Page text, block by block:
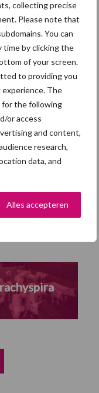
collecting precise
Please note that
You can
time by clicking the
of your screen.
to providing you
The
for the following
or access
and content,
research,
data, and
Alles accepteren
varkens
stelt
vast:
sector
Huisvesting